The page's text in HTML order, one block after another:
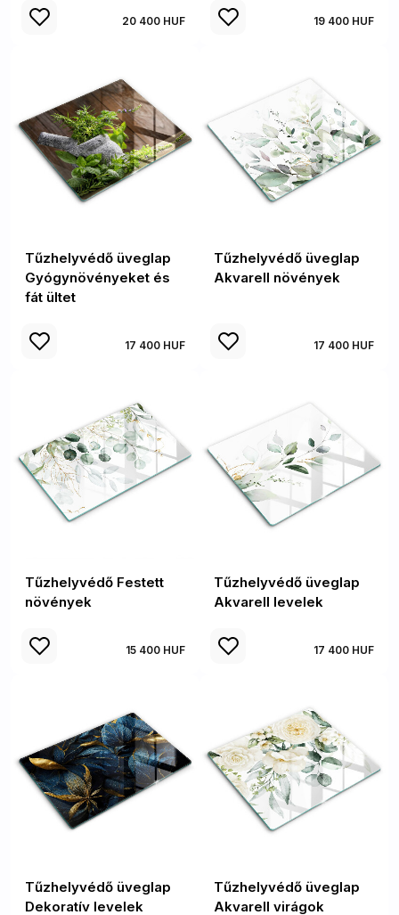
20 400 HUF 19 400 HUF
Tűzhelyvédő üveglap
Gyógynövényeket és
fát ültet
17 400 HUF
Tűzhelyvédő üveglap
Akvarell növények
17 400 HUF
Tűzhelyvédő Festett
növények
15 400 HUF
Tűzhelyvédő üveglap
Akvarell levelek
17 400 HUF
Tűzhelyvédő üveglap
Dekoratív levelek
Tűzhelyvédő üveglap
Akvarell virágok